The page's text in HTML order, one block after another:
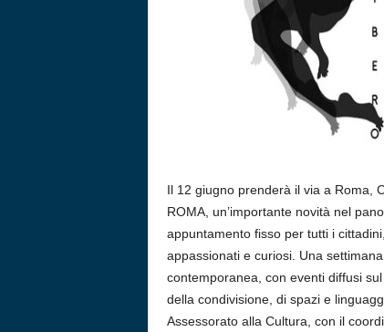
Il 12 giugno prenderà il via a Roma,
ROMA, un’importante novità nel
appuntamento fisso per tutti i
appassionati e curiosi. Una
contemporanea, con eventi diffusi
della condivisione, di spazi e
Assessorato alla Cultura, con il